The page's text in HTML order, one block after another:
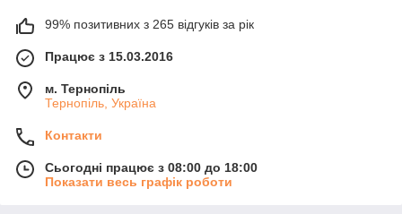
99% позитивних з 265 відгуків за рік
Працює з 15.03.2016
м. Тернопіль
Тернопіль, Україна
Контакти
Сьогодні працює з 08:00 до 18:00
Показати весь графік роботи